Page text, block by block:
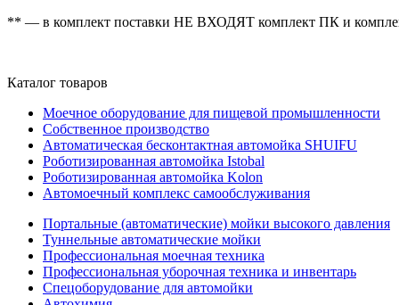
** — в комплект поставки НЕ ВХОДЯТ комплект ПК и
Каталог товаров
Моечное оборудование для пищевой промышленности
Собственное производство
Автоматическая бесконтактная автомойка SHUIFU
Роботизированная автомойка Istobal
Роботизированная автомойка Kolon
Автомоечный комплекс самообслуживания
Портальные (автоматические) мойки высокого давления
Туннельные автоматические мойки
Профессиональная моечная техника
Профессиональная уборочная техника и инвентарь
Спецоборудование для автомойки